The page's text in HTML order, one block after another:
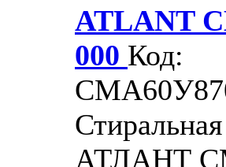
ATLANT
000 Код:
АТЛАНТ